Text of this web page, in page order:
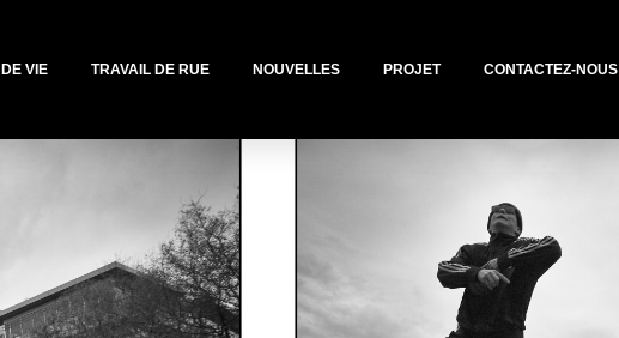
VIE TRAVAIL DE RUE NOUVELLES PROJET
CONTACTEZ-NOUS